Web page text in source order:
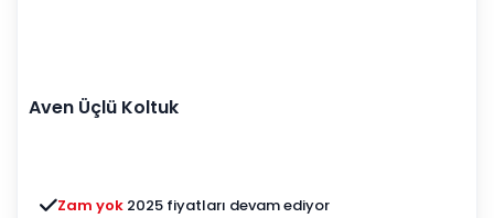
Aven Üçlü Koltuk
Zam yok 2025 fiyatları devam ediyor